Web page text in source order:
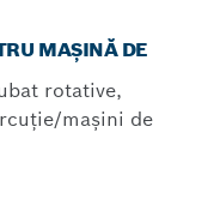
MAȘINĂ DE
rotative,
mașini de